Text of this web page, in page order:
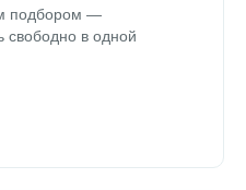
подбором —
свободно в одной